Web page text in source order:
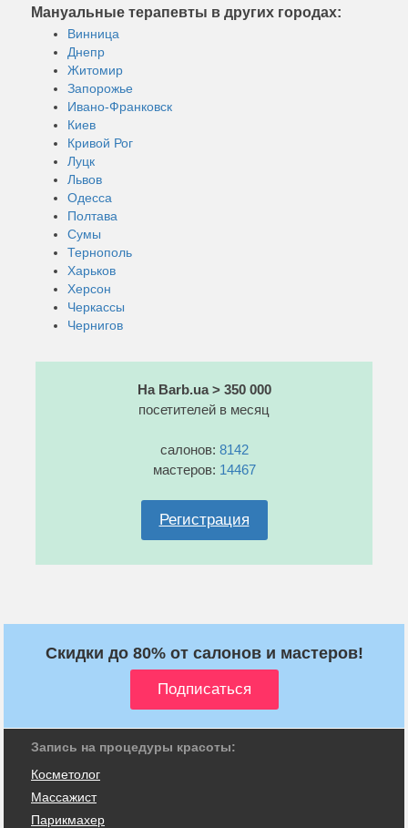
Мануальные терапевты в других городах:
Винница
Днепр
Житомир
Запорожье
Ивано-Франковск
Киев
Кривой Рог
Луцк
Львов
Одесса
Полтава
Сумы
Тернополь
Харьков
Херсон
Черкассы
Чернигов
На Barb.ua > 350 000
посетителей в месяц
салонов: 8142
мастеров: 14467
Регистрация
Скидки до 80% от салонов и мастеров!
Запись на процедуры красоты:
Косметолог
Массажист
Парикмахер